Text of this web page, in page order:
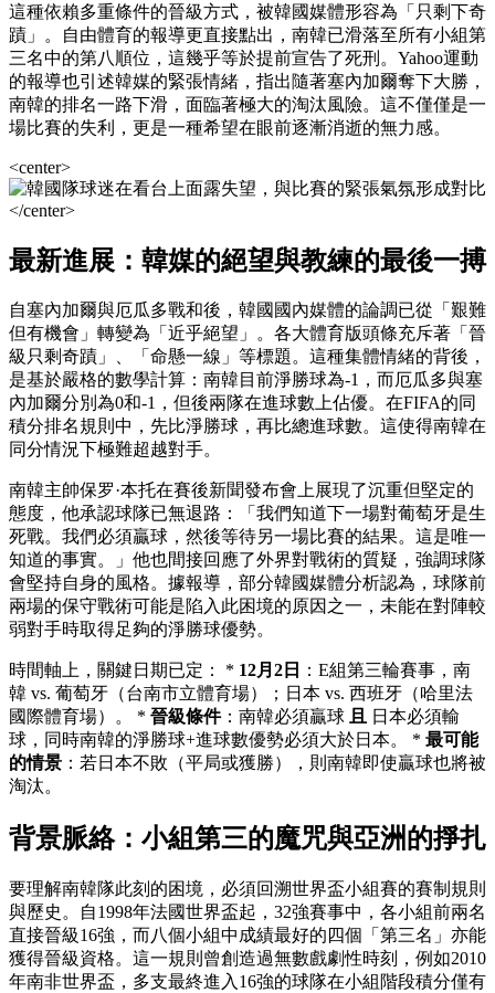
這種依賴多重條件的晉級方式，被韓國媒體形容為「只剩下奇
蹟」。自由體育的報導更直接點出，南韓已滑落至所有小組第
三名中的第八順位，這幾乎等於提前宣告了死刑。Yahoo運動
的報導也引述韓媒的緊張情緒，指出隨著塞內加爾奪下大勝，
南韓的排名一路下滑，面臨著極大的淘汰風險。這不僅僅是一
場比賽的失利，更是一種希望在眼前逐漸消逝的無力感。
<center>
</center>
最新進展：韓媒的絕望與教練的最後一搏
自塞內加爾與厄瓜多戰和後，韓國國內媒體的論調已從「艱難
但有機會」轉變為「近乎絕望」。各大體育版頭條充斥著「晉
級只剩奇蹟」、「命懸一線」等標題。這種集體情緒的背後，
是基於嚴格的數學計算：南韓目前淨勝球為-1，而厄瓜多與塞
內加爾分別為0和-1，但後兩隊在進球數上佔優。在FIFA的同
積分排名規則中，先比淨勝球，再比總進球數。這使得南韓在
同分情況下極難超越對手。
南韓主帥保罗·本托在賽後新聞發布會上展現了沉重但堅定的
態度，他承認球隊已無退路：「我們知道下一場對葡萄牙是生
死戰。我們必須贏球，然後等待另一場比賽的結果。這是唯一
知道的事實。」他也間接回應了外界對戰術的質疑，強調球隊
會堅持自身的風格。據報導，部分韓國媒體分析認為，球隊前
兩場的保守戰術可能是陷入此困境的原因之一，未能在對陣較
弱對手時取得足夠的淨勝球優勢。
時間軸上，關鍵日期已定： * 12月2日
：E組第三輪賽事，南
韓 vs. 葡萄牙（台南市立體育場）；日本 vs. 西班牙（哈里法
國際體育場）。 * 晉級條件：南韓必須贏球 且 日本必須輸
球，同時南韓的淨勝球+進球數優勢必須大於日本。 * 最可能
的情景 ：若日本不敗（平局或獲勝），則南韓即使贏球也將被
淘汰。
背景脈絡：小組第三的魔咒與亞洲的掙扎
要理解南韓隊此刻的困境，必須回溯世界盃小組賽的賽制規則
與歷史。自1998年法國世界盃起，32強賽事中，各小組前兩名
直接晉級16強，而八個小組中成績最好的四個「第三名」亦能
獲得晉級資格。這一規則曾創造過無數戲劇性時刻，例如2010
年南非世界盃，多支最終進入16強的球隊在小組階段積分僅有